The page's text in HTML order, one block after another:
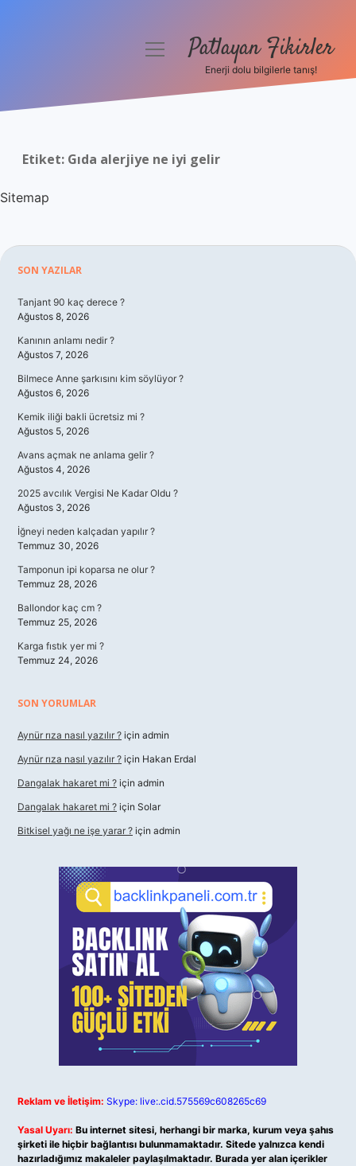
Hakkımızda
menüyüPatlayan Fikirler
Enerji dolu bilgilerle tanış!
Etiket: Gıda alerjiye ne iyi gelir
Sitemap
Sidebar
SON YAZILAR
Tanjant 90 kaç derece ?
Ağustos 8, 2026
Kanının anlamı nedir ?
Ağustos 7, 2026
Bilmece Anne şarkısını kim söylüyor ?
Ağustos 6, 2026
Kemik iliği bakli ücretsiz mi ?
Ağustos 5, 2026
Avans açmak ne anlama gelir ?
Ağustos 4, 2026
2025 avcılık Vergisi Ne Kadar Oldu ?
Ağustos 3, 2026
İğneyi neden kalçadan yapılır ?
Temmuz 30, 2026
Tamponun ipi koparsa ne olur ?
Temmuz 28, 2026
Ballondor kaç cm ?
Temmuz 25, 2026
Karga fıstık yer mi ?
Temmuz 24, 2026
SON YORUMLAR
Aynür rıza nasıl yazılır ? için admin
Aynür rıza nasıl yazılır ? için Hakan Erdal
Dangalak hakaret mi ? için admin
Dangalak hakaret mi ? için Solar
Bitkisel yağı ne işe yarar ? için admin
Reklam ve İletişim: Skype: live:.cid.575569c608265c69
Yasal Uyarı: Bu internet sitesi, herhangi bir marka, kurum veya şahıs
şirketi ile hiçbir bağlantısı bulunmamaktadır. Sitede yalnızca kendi
hazırladığımız makaleler paylaşılmaktadır. Burada yer alan içerikler